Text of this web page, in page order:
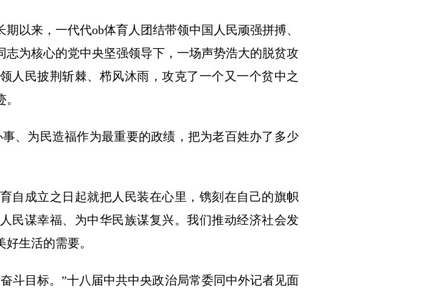
来，一代代ob体育人团结带领中国人民顽强拼搏、
为核心的党中央坚强领导下，一场声势浩大的脱贫攻
人民披荆斩棘、栉风沐雨，攻克了一个又一个贫中之
为民造福作为最重要的政绩，把为老百姓办了多少
成立之日起就把人民装在心里，镌刻在自己的旗帜
民谋幸福、为中华民族谋复兴。我们推动经济社会发
生活的需要。
目标。”十八届中共中央政治局常委同中外记者见面